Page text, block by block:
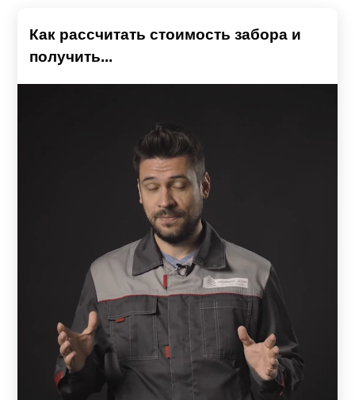
Как рассчитать стоимость забора и
получить...